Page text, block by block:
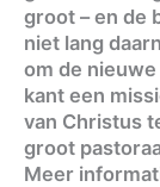
groot – en de
niet lang
om de
kant een
van Christus
groot
Meer